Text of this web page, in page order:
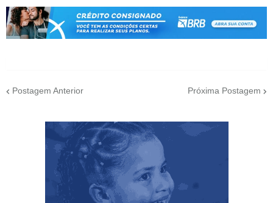
Postagem Anterior Próxima Postagem